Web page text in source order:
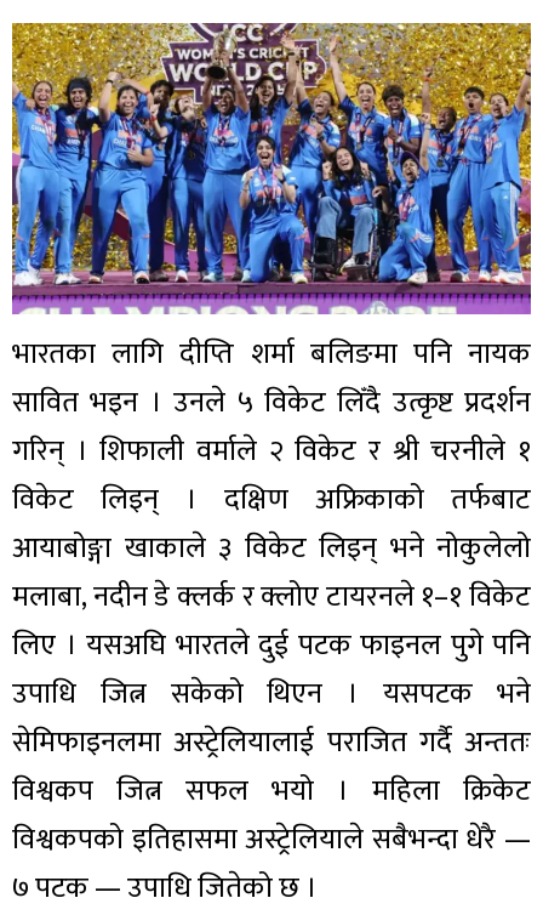
भारतका लागि दीप्ति शर्मा बलिङमा पनि नायक
सावित भइन । उनले ५ विकेट लिँदै उत्कृष्ट प्रदर्शन
गरिन् । शिफाली वर्माले २ विकेट र श्री चरनीले १
विकेट लिइन् । दक्षिण अफ्रिकाको तर्फबाट
आयाबोङ्गा खाकाले ३ विकेट लिइन् भने नोकुलेलो
मलाबा, नदीन डे क्लर्क र क्लोए टायरनले १–१ विकेट
लिए । यसअघि भारतले दुई पटक फाइनल पुगे पनि
उपाधि जित्न सकेको थिएन । यसपटक भने
सेमिफाइनलमा अस्ट्रेलियालाई पराजित गर्दै अन्ततः
विश्वकप जित्न सफल भयो । महिला क्रिकेट
विश्वकपको इतिहासमा अस्ट्रेलियाले सबैभन्दा धेरै —
७ पटक — उपाधि जितेको छ ।